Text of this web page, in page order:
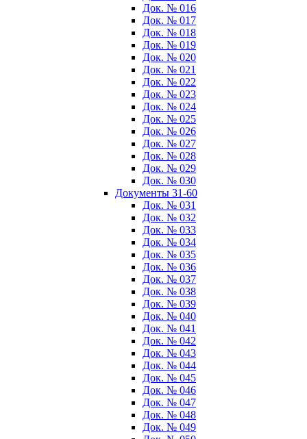
Док. № 016
Док. № 017
Док. № 018
Док. № 019
Док. № 020
Док. № 021
Док. № 022
Док. № 023
Док. № 024
Док. № 025
Док. № 026
Док. № 027
Док. № 028
Док. № 029
Док. № 030
Документы 31-60
Док. № 031
Док. № 032
Док. № 033
Док. № 034
Док. № 035
Док. № 036
Док. № 037
Док. № 038
Док. № 039
Док. № 040
Док. № 041
Док. № 042
Док. № 043
Док. № 044
Док. № 045
Док. № 046
Док. № 047
Док. № 048
Док. № 049